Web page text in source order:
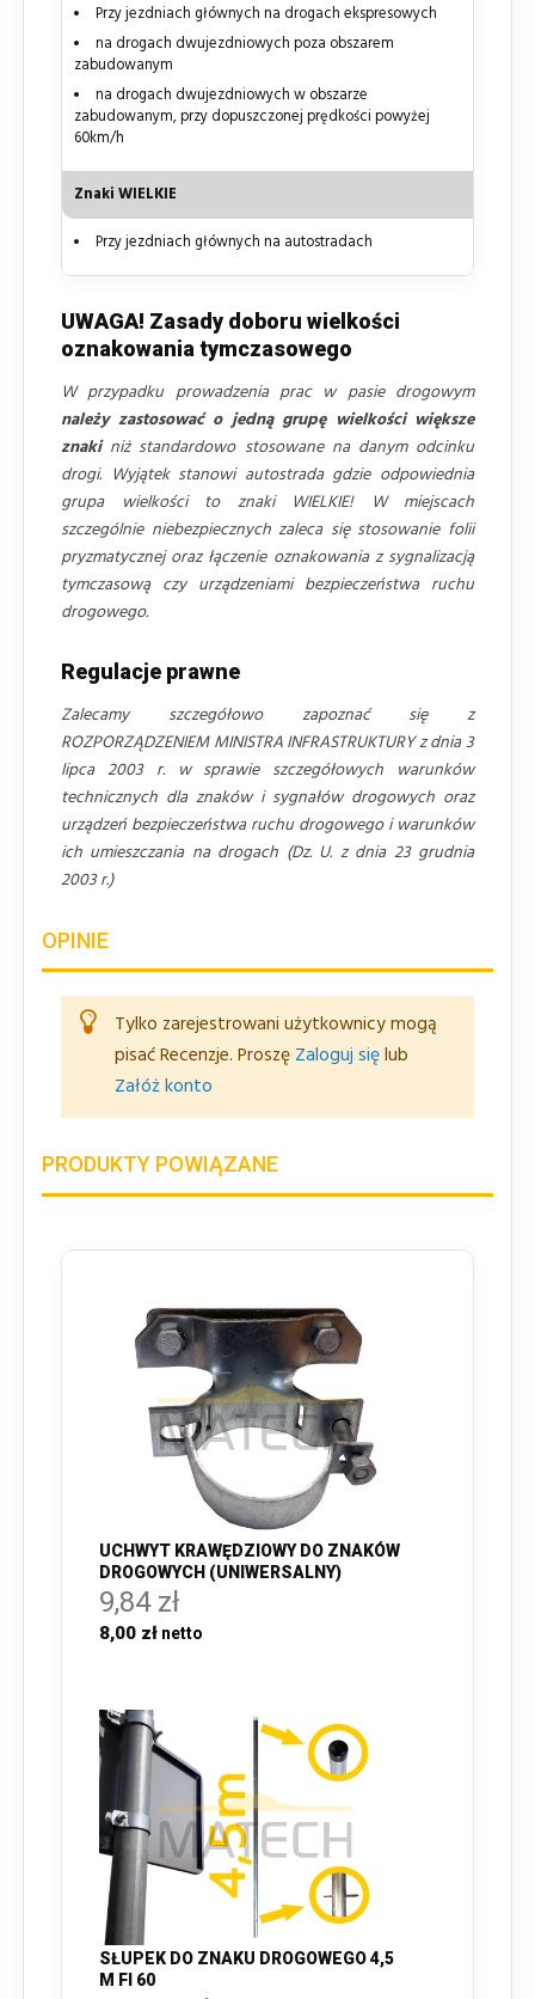
Przy jezdniach głównych na drogach ekspresowych
na drogach dwujezdniowych poza obszarem
zabudowanym
na drogach dwujezdniowych w obszarze
zabudowanym, przy dopuszczonej prędkości powyżej
60km/h
Znaki WIELKIE
Przy jezdniach głównych na autostradach
UWAGA! Zasady doboru wielkości
oznakowania tymczasowego
W przypadku prowadzenia prac w pasie drogowym
należy zastosować o jedną grupę wielkości większe
znakiniż standardowo stosowane na danym odcinku
drogi. Wyjątek stanowi autostrada gdzie odpowiednia
grupa wielkości to znaki WIELKIE! W miejscach
szczególnie niebezpiecznych zaleca się stosowanie folii
pryzmatycznej oraz łączenie oznakowania z sygnalizacją
tymczasową czy urządzeniami bezpieczeństwa ruchu
drogowego.
Regulacje prawne
Zalecamy szczegółowo zapoznać się z
ROZPORZĄDZENIEM MINISTRA INFRASTRUKTURY z dnia 3
lipca 2003 r. w sprawie szczegółowych warunków
technicznych dla znaków i sygnałów drogowych oraz
urządzeń bezpieczeństwa ruchu drogowego i warunków
ich umieszczania na drogach (Dz. U. z dnia 23 grudnia
2003 r.)
OPINIE
Tylko zarejestrowani użytkownicy mogą
pisać Recenzje. Proszę Zaloguj sięlub
Załóż konto
PRODUKTY POWIĄZANE
UCHWYT KRAWĘDZIOWY DO ZNAKÓW
DROGOWYCH (UNIWERSALNY)
9,84 zł
8,00 zł
SŁUPEK DO ZNAKU DROGOWEGO 4,5
M FI 60